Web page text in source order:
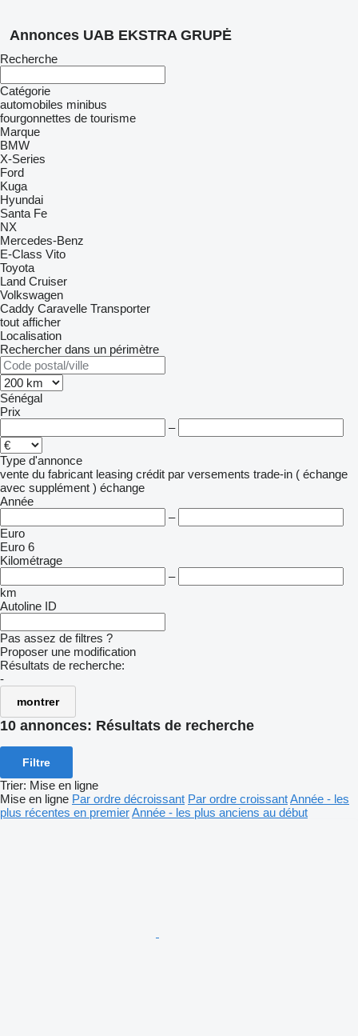
Annonces UAB EKSTRA GRUPĖ
Recherche
Catégorie
automobiles minibus
fourgonnettes de tourisme
Marque
BMW
X-Series
Ford
Kuga
Hyundai
Santa Fe
NX
Mercedes-Benz
E-Class Vito
Toyota
Land Cruiser
Volkswagen
Caddy Caravelle Transporter
tout afficher
Localisation
Rechercher dans un périmètre
Sénégal
Prix
–
Type d'annonce
vente du fabricant leasing crédit par versements trade-in ( échange
avec supplément ) échange
Année
–
Euro
Euro 6
Kilométrage
–
km
Autoline ID
Pas assez de filtres ?
Proposer une modification
Résultats de recherche:
-
montrer
10 annonces: Résultats de recherche
Filtre
Trier: Mise en ligne
Mise en ligne Par ordre décroissant Par ordre croissantAnnée - les
plus récentes en premierAnnée - les plus anciens au début